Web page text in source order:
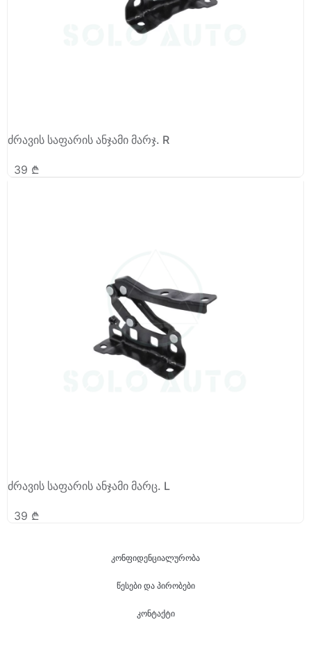
ძრავის საფარის ანჯამი მარჯ. R
39 ₾
ძრავის საფარის ანჯამი მარც. L
39 ₾
კონფიდენციალურობა
წესები და პირობები
კონტაქტი